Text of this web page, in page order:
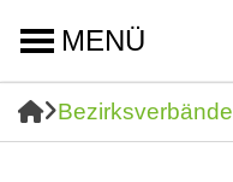
MENÜ
Bezirksverbände